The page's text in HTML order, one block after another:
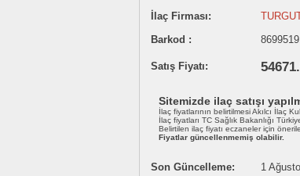
İlaç Firması:
Barkod :
Satış Fiyatı:
Sitemizde ilaç satışı
İlaç fiyatlarının belirtilmesi Akılcı İlaç
İlaç fiyatları TC Sağlık Bakanlığı
Belirtilen ilaç fiyatı eczaneler için
Fiyatlar güncellenmemiş olabilir.
Son Güncelleme: 1